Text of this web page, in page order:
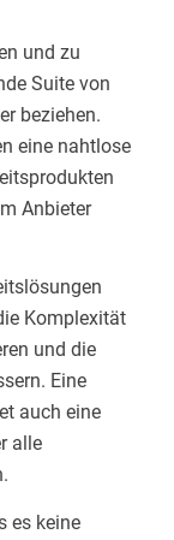
und zu
Suite von
beziehen.
eine nahtlose
Anbieter
Komplexität
und die
Eine
auch eine
alle
es keine